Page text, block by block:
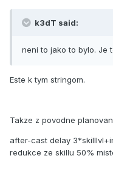
k3dT said:
neni to jako to bylo. Je
Este k tym stringom.
Takze z povodne
after-cast delay
redukce ze skillu 50%